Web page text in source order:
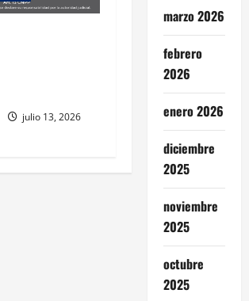
julio 13, 2026
marzo 2026
febrero
2026
enero 2026
diciembre
2025
noviembre
2025
octubre
2025